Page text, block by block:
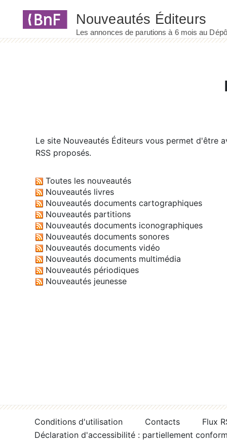
Le site Nouveautés Éditeurs vous permet d'être
RSS proposés.
Toutes les nouveautés
Nouveautés livres
Nouveautés documents cartographiques
Nouveautés partitions
Nouveautés documents iconographiques
Nouveautés documents sonores
Nouveautés documents vidéo
Nouveautés documents multimédia
Nouveautés périodiques
Nouveautés jeunesse
Conditions d'utilisation Contacts
Flux
Déclaration d'accessibilité : partiellement